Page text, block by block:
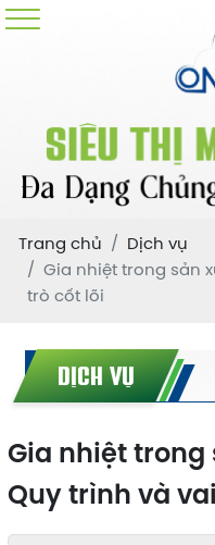
Trang chủ
Dịch vụ
Gia nhiệt trong sản
trò cốt lõi
DỊCH VỤ
Gia nhiệt trong
Quy trình và